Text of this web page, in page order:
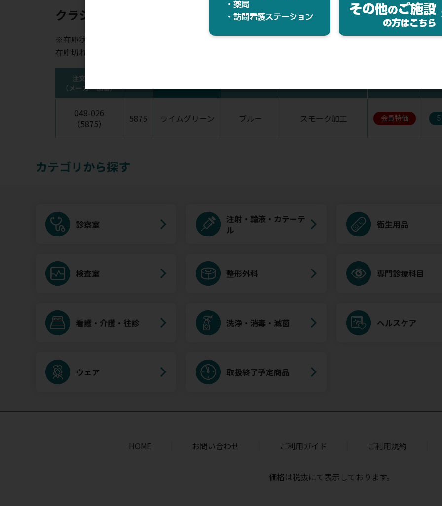
クラシックIII ステソスコープ
※在庫状況表示はあくまでも目安となります。
在庫切れの場合はお時間を頂く場合がございます。ご購入ならびにお気に入りの登録にはログインが必要で
注文コード
（メーカー品番）
048-026
（5875）
5875 ライムグリーン ブルー スモーク加工 会員特価
カテゴリから探す
診察室
注射・輸液・カテーテ
ル
衛生用品
検査室 整形外科 専門診療科目
看護・介護・往診 洗浄・消毒・滅菌 ヘルスケア
ウェア 取扱終了予定商品
HOME お問い合わせ ご利用ガイド ご利用規約
価格は税抜にて表示しております。